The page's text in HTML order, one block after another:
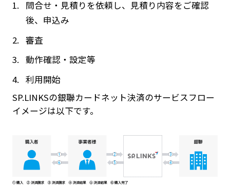
問合せ・見積りを依頼し、見積り内容をご確認
後、申込み
審査
動作確認・設定等
利用開始
SP.LINKSの銀聯カードネット決済のサービスフロー
イメージは以下です。